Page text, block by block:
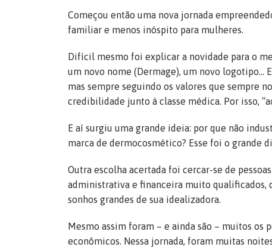
Começou então uma nova jornada
familiar e menos inóspito para mulheres.
Difícil mesmo foi explicar a novidade para o
um novo nome (Dermage), um novo logotipo…
mas sempre seguindo os valores que sempre
credibilidade junto à classe médica. Por isso,
E aí surgiu uma grande ideia: por que não
marca de dermocosmético? Esse foi o grande
Outra escolha acertada foi cercar-se de
administrativa e financeira muito qualificados,
sonhos grandes de sua idealizadora.
Mesmo assim foram – e ainda são – muitos os
econômicos. Nessa jornada, foram muitas